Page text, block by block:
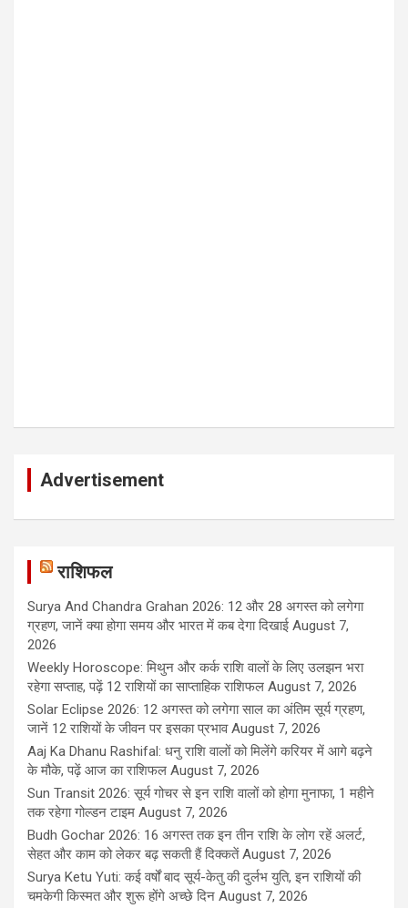
Advertisement
राशिफल
Surya And Chandra Grahan 2026: 12 और 28 अगस्त को लगेगा
ग्रहण, जानें क्या होगा समय और भारत में कब देगा दिखाई August 7,
2026
Weekly Horoscope: मिथुन और कर्क राशि वालों के लिए उलझन भरा
रहेगा सप्ताह, पढ़ें 12 राशियों का साप्ताहिक राशिफल August 7, 2026
Solar Eclipse 2026: 12 अगस्त को लगेगा साल का अंतिम सूर्य ग्रहण,
जानें 12 राशियों के जीवन पर इसका प्रभाव August 7, 2026
Aaj Ka Dhanu Rashifal: धनु राशि वालों को मिलेंगे करियर में आगे बढ़ने
के मौके, पढ़ें आज का राशिफल August 7, 2026
Sun Transit 2026: सूर्य गोचर से इन राशि वालों को होगा मुनाफा, 1 महीने
तक रहेगा गोल्डन टाइम August 7, 2026
Budh Gochar 2026: 16 अगस्त तक इन तीन राशि के लोग रहें अलर्ट,
सेहत और काम को लेकर बढ़ सकती हैं दिक्कतें August 7, 2026
Surya Ketu Yuti: कई वर्षों बाद सूर्य-केतु की दुर्लभ युति, इन राशियों की
चमकेगी किस्मत और शुरू होंगे अच्छे दिन August 7, 2026